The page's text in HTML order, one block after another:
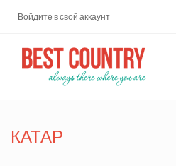
Войдите в свой аккаунт
КАТАР